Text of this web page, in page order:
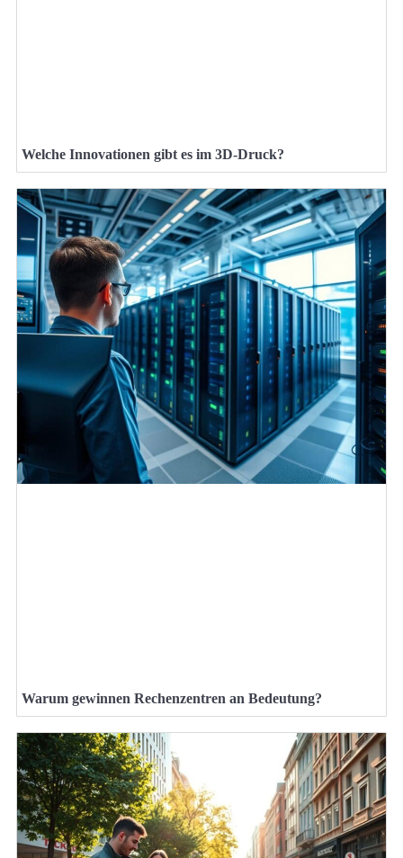
Welche Innovationen gibt es im 3D-Druck?
Warum gewinnen Rechenzentren an Bedeutung?